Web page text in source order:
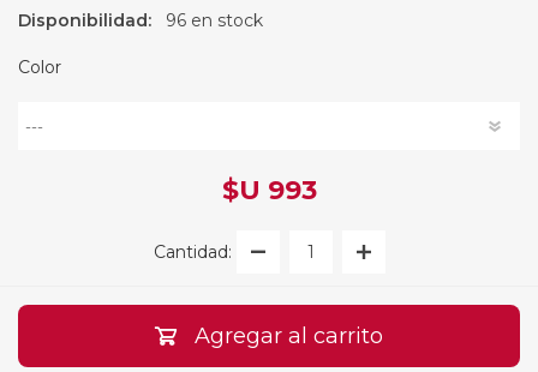
Disponibilidad: 96 en stock
Color
$U 993
Cantidad:
Agregar al carrito